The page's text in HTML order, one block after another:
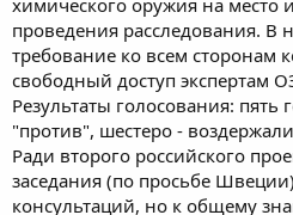
проведения расследования. В
требование ко всем сторонам
свободный доступ экспертам
Результаты голосования: пять
"против", шестеро -
Ради второго российского
заседания (по просьбе
консультаций, но к общему